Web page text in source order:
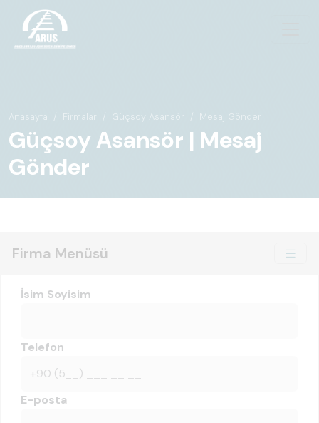
Anasayfa Firmalar Güçsoy Asansör Mesaj Gönder
Güçsoy Asansör | Mesaj
Gönder
Firma Menüsü
İsim Soyisim
Telefon
E-posta